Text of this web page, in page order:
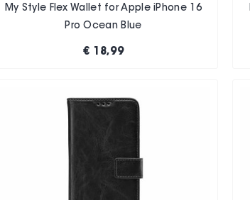
My Style Flex Wallet for Apple iPhone 16
Pro Ocean Blue
€ 18,99